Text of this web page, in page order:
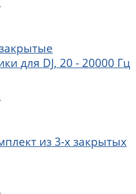
закрытые
для DJ, 20 - 20000 Гц
из 3-х закрытых